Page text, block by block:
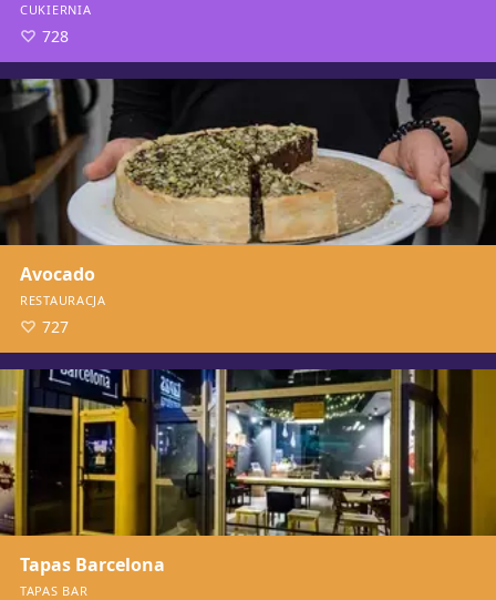
CUKIERNIA
728
Avocado
RESTAURACJA
727
Tapas Barcelona
TAPAS BAR